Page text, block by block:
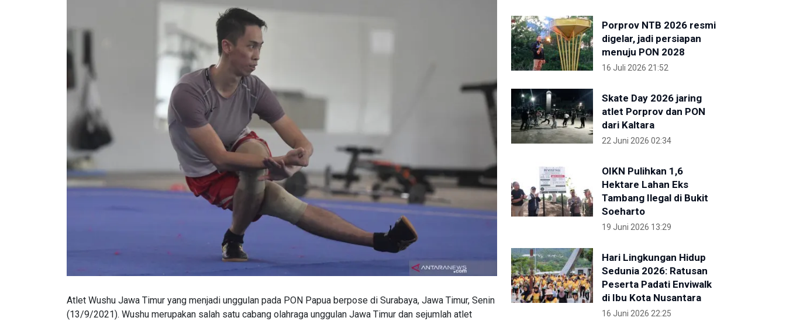
Atlet Wushu Jawa Timur yang menjadi unggulan pada PON Papua berpose di Surabaya, Jawa Timur, Senin
(13/9/2021). Wushu merupakan salah satu cabang olahraga unggulan Jawa Timur dan sejumlah atlet
Porprov NTB 2026 resmi
digelar, jadi persiapan
menuju PON 2028
16 Juli 2026 21:52
Skate Day 2026 jaring
atlet Porprov dan PON
dari Kaltara
22 Juni 2026 02:34
OIKN Pulihkan 1,6
Hektare Lahan Eks
Tambang Ilegal di Bukit
Soeharto
19 Juni 2026 13:29
Hari Lingkungan Hidup
Sedunia 2026: Ratusan
Peserta Padati Enviwalk
di Ibu Kota Nusantara
16 Juni 2026 22:25